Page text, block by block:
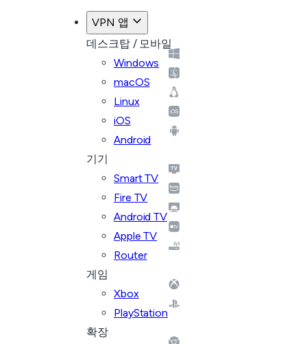
VPN 앱
데스크탑 / 모바일
Windows
macOS
Linux
iOS
Android
기기
Smart TV
Fire TV
Android TV
Apple TV
Router
게임
Xbox
PlayStation
확장